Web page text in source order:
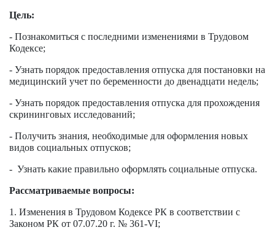
Цель:
- Познакомиться с последними изменениями в Трудовом
Кодексе;
- Узнать порядок предоставления отпуска для постановки на
медицинский учет по беременности до двенадцати недель;
- Узнать порядок предоставления отпуска для прохождения
скрининговых исследований;
- Получить знания, необходимые для оформления новых
видов социальных отпусков;
- Узнать какие правильно оформлять социальные отпуска.
Рассматриваемые вопросы:
1. Изменения в Трудовом Кодексе РК в соответствии с
Законом РК от 07.07.20 г. № 361-VI;